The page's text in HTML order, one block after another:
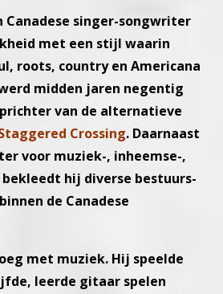
Canadese singer-songwriter
met een stijl waarin
roots, country en Americana
midden jaren negentig
van de alternatieve
Crossing. Daarnaast
voor muziek-, inheemse-,
bekleedt hij diverse bestuurs-
de Canadese
met muziek. Hij speelde
leerde gitaar spelen